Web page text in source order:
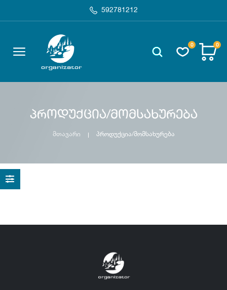
592781212
0 0
პროდუქცია/მომსახურება
მთავარი პროდუქცია/მომსახურება